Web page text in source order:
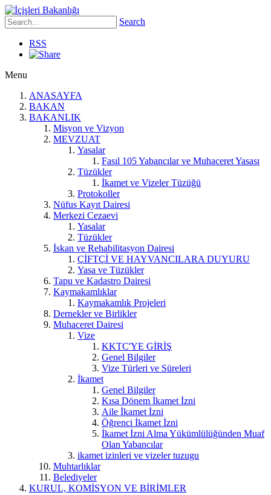
Search
RSS
Menu
ANASAYFA
BAKAN
BAKANLIK
Misyon ve Vizyon
MEVZUAT
Yasalar
Fasıl 105 Yabancılar ve Muhaceret Yasası
Tüzükler
İkamet ve Vizeler Tüzüğü
Protokoller
Nüfus Kayıt Dairesi
Merkezi Cezaevi
Yasalar
Tüzükler
İskan ve Rehabilitasyon Dairesi
ÇİFTÇİ VE HAYVANCILARA DUYURU
Yasa ve Tüzükler
Tapu ve Kadastro Dairesi
Kaymakamlıklar
Kaymakamlık Projeleri
Dernekler ve Birlikler
Muhaceret Dairesi
Vize
KKTC'YE GİRİŞ
Genel Bilgiler
Vize Türleri ve Süreleri
İkamet
Genel Bilgiler
Kısa Dönem İkamet İzni
Aile İkamet İzni
Öğrenci İkamet İzni
İkamet İzni Alma Yükümlülüğünden Muaf
Olan Yabancılar
ikamet izinleri ve vizeler tuzugu
Muhtarlıklar
Belediyeler
KURUL, KOMİSYON VE BİRİMLER